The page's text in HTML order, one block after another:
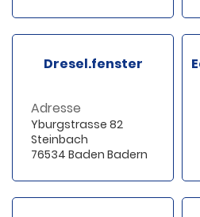
Dresel.fenster
Adresse
Yburgstrasse 82
Steinbach
76534 Baden Badern